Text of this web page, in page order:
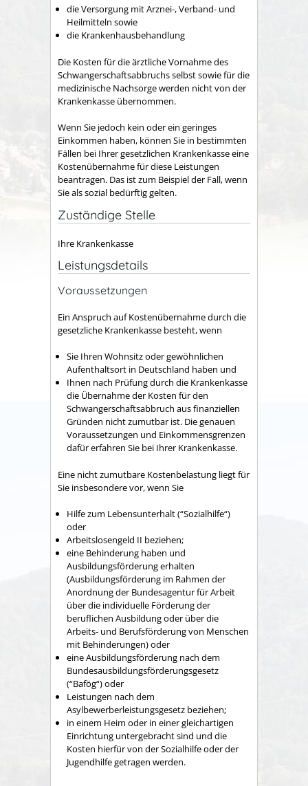
die Versorgung mit Arznei-, Verband- und
Heilmitteln sowie
die Krankenhausbehandlung
Die Kosten für die ärztliche Vornahme des
Schwangerschaftsabbruchs selbst sowie für die
medizinische Nachsorge werden nicht von der
Krankenkasse übernommen.
Wenn Sie jedoch kein oder ein geringes
Einkommen haben, können Sie in bestimmten
Fällen bei Ihrer gesetzlichen Krankenkasse eine
Kostenübernahme für diese Leistungen
beantragen. Das ist zum Beispiel der Fall, wenn
Sie als sozial bedürftig gelten.
Zuständige Stelle
Ihre Krankenkasse
Leistungsdetails
Voraussetzungen
Ein Anspruch auf Kostenübernahme durch die
gesetzliche Krankenkasse besteht, wenn
Sie Ihren Wohnsitz oder gewöhnlichen
Aufenthaltsort in Deutschland haben und
Ihnen nach Prüfung durch die Krankenkasse
die Übernahme der Kosten für den
Schwangerschaftsabbruch aus finanziellen
Gründen nicht zumutbar ist. Die genauen
Voraussetzungen und Einkommensgrenzen
dafür erfahren Sie bei Ihrer Krankenkasse.
Eine nicht zumutbare Kostenbelastung liegt für
Sie insbesondere vor, wenn Sie
Hilfe zum Lebensunterhalt (“Sozialhilfe“)
oder
Arbeitslosengeld II beziehen;
eine Behinderung haben und
Ausbildungsförderung erhalten
(Ausbildungsförderung im Rahmen der
Anordnung der Bundesagentur für Arbeit
über die individuelle Förderung der
beruflichen Ausbildung oder über die
Arbeits- und Berufsförderung von Menschen
mit Behinderungen) oder
eine Ausbildungsförderung nach dem
Bundesausbildungsförderungsgesetz
(“Bafög“) oder
Leistungen nach dem
Asylbewerberleistungsgesetz beziehen;
in einem Heim oder in einer gleichartigen
Einrichtung untergebracht sind und die
Kosten hierfür von der Sozialhilfe oder der
Jugendhilfe getragen werden.